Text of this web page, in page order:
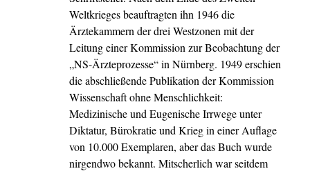
Weltkrieges beauftragten ihn 1946 die
Ärztekammern der drei Westzonen mit der
Leitung einer Kommission zur Beobachtung der
„NS-Ärzteprozesse“ in Nürnberg. 1949 erschien
die abschließende Publikation der Kommission
Wissenschaft ohne Menschlichkeit:
Medizinische und Eugenische Irrwege unter
Diktatur, Bürokratie und Krieg in einer Auflage
von 10.000 Exemplaren, aber das Buch wurde
nirgendwo bekannt. Mitscherlich war seitdem